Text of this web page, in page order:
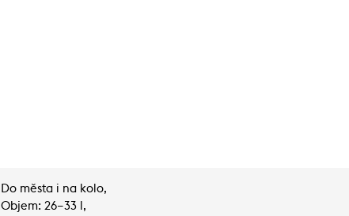
Do města i na kolo,
Objem: 26–33 l,